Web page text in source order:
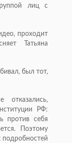
лиц с
проходит
Татьяна
был тот,
отказались,
РФ:
против себя
Поэтому